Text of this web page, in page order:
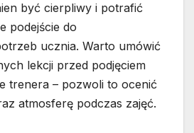
być cierpliwy i potrafić
podejście do
ucznia. Warto umówić
lekcji przed podjęciem
trenera – pozwoli to ocenić
atmosferę podczas zajęć.